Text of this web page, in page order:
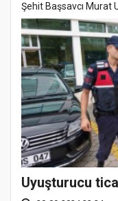
Şehit Başsavcı Murat
Uyuşturucu